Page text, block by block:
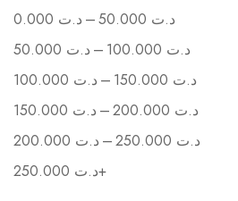
د.ت – د.ت
د.ت – د.ت
د.ت – د.ت
د.ت – د.ت
د.ت – د.ت
د.ت+